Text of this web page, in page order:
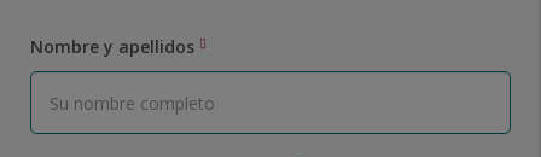
Nombre y apellidos